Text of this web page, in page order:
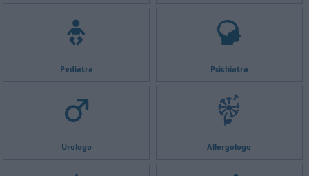
Pediatra Psichiatra
Urologo Allergologo